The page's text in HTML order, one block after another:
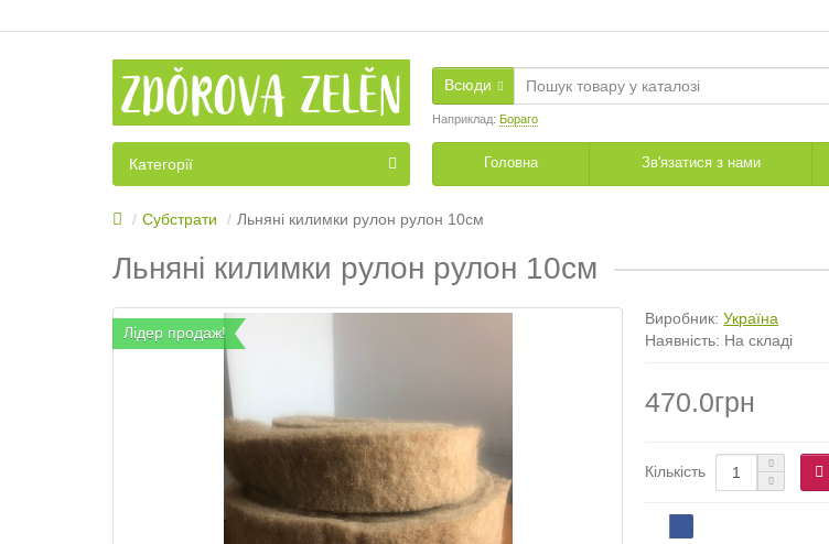
Всюди
Наприклад: Бораго
Головна Зв'язатися з нами
Категорії
Субстрати Льняні килимки рулон рулон 10см
Льняні килимки рулон рулон 10см
Лідер продаж!
Виробник:Україна
Наявність: На складі
470.0грн
Кількість